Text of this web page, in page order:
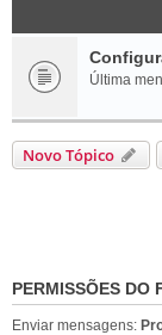
Última
Novo Tópico
PERMISSÕES DO
Enviar mensagens: